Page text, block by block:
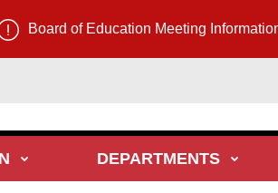
Board of Education Meeting
DEPARTMENTS